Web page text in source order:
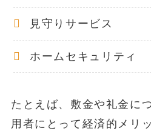
見守りサービス
ホームセキュリティ
たとえば、敷金や礼金に
用者にとって経済的メリ